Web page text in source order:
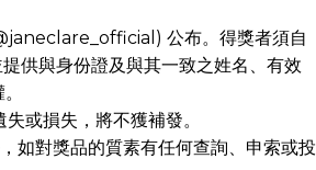
公布。得獎者須自
與身份證及與其一致之姓名、有效
或損失，將不獲補發。
如對獎品的質素有任何查詢、申索或投